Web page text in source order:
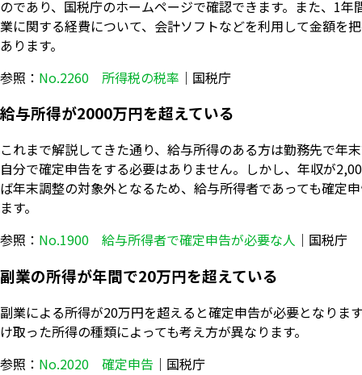
のであり、国税庁のホームページで確認できます。また、1年
業に関する経費について、会計ソフトなどを利用して金額を
あります。
参照： No.2260 所得税の税率 ｜国税庁
給与所得が2000万円を超えている
これまで解説してきた通り、給与所得のある方は勤務先で年
自分で確定申告をする必要はありません。しかし、年収が
ば年末調整の対象外となるため、給与所得者であっても確定
ます。
参照： No.1900 給与所得者で確定申告が必要な人 ｜国税庁
副業の所得が年間で20万円を超えている
副業による所得が20万円を超えると確定申告が必要となりま
け取った所得の種類によっても考え方が異なります。
参照： No.2020 確定申告 ｜国税庁